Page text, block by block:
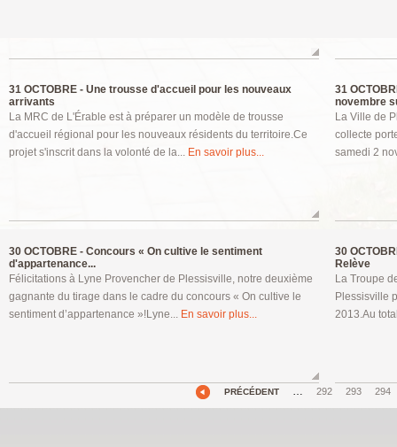
31 OCTOBRE - Une trousse d'accueil pour les nouveaux
arrivants
La MRC de L'Érable est à préparer un modèle de trousse
d'accueil régional pour les nouveaux résidents du territoire.Ce
projet s'inscrit dans la volonté de la... En savoir plus...
31
novembre
La Ville de
collecte
samedi 2
30 OCTOBRE - Concours « On cultive le sentiment
d'appartenance...
Félicitations à Lyne Provencher de Plessisville, notre deuxième
gagnante du tirage dans le cadre du concours « On cultive le
sentiment d’appartenance »!Lyne... En savoir plus...
30
Relève
La Troupe
Plessisville
2013.Au
PRÉCÉDENT … 292 293 294